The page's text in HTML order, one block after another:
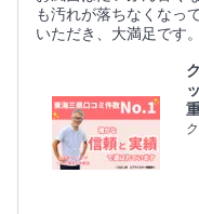
も汚れが落ちなくなっ
いただき、大満足です。